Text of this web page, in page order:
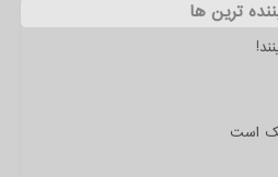
ترین ها
است